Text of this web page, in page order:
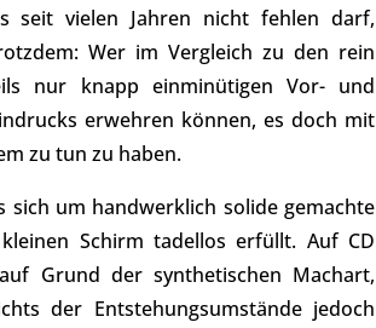
seit vielen Jahren nicht fehlen darf,
Wer im Vergleich zu den rein
nur knapp einminütigen Vor- und
erwehren können, es doch mit
zu tun zu haben.
sich um handwerklich solide gemachte
Schirm tadellos erfüllt. Auf CD
Grund der synthetischen Machart,
der Entstehungsumstände jedoch